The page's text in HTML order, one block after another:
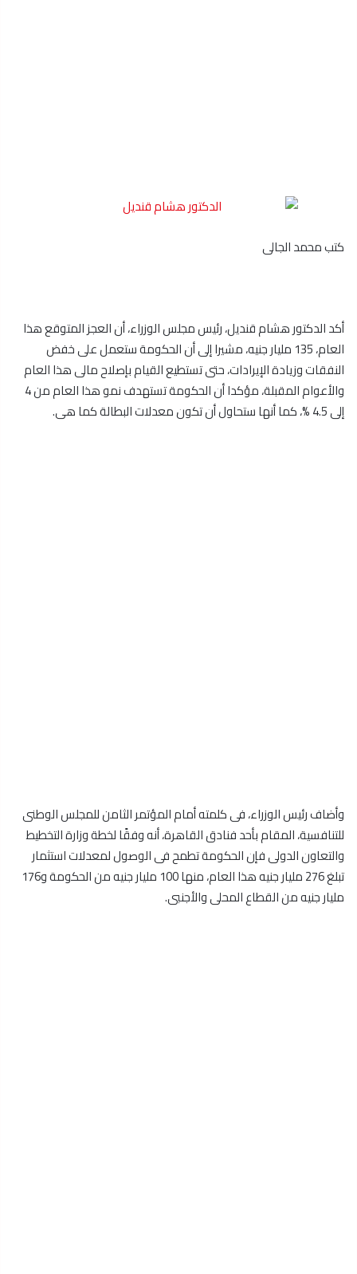
كتب محمد الجالى
أكد الدكتور هشام قنديل، رئيس مجلس الوزراء، أن العجز المتوقع هذا
العام، 135 مليار جنيه، مشيرا إلى أن الحكومة ستعمل على خفض
النفقات وزيادة الإيرادات، حتى تستطيع القيام بإصلاح مالى هذا العام
والأعوام المقبلة، مؤكدا أن الحكومة تستهدف نمو هذا العام من 4
إلى 4.5 %، كما أنها ستحاول أن تكون معدلات البطالة كما هى.
وأضاف رئيس الوزراء، فى كلمته أمام المؤتمر الثامن للمجلس الوطنى
للتنافسية، المقام بأحد فنادق القاهرة، أنه وفقًا لخطة وزارة التخطيط
والتعاون الدولى فإن الحكومة تطمح فى الوصول لمعدلات استثمار
تبلغ 276 مليار جنيه هذا العام، منها 100 مليار جنيه من الحكومة و176
مليار جنيه من القطاع المحلى والأجنبى.